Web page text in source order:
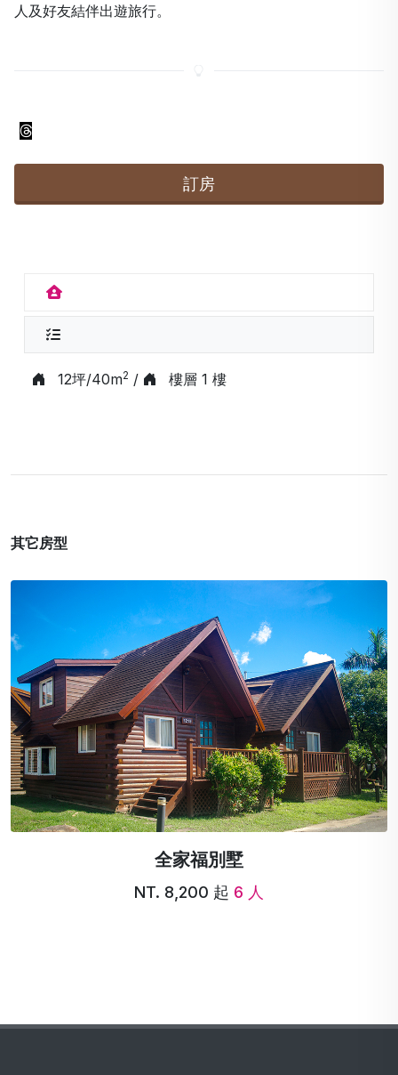
人及好友結伴出遊旅行。
訂房
12坪/40m2 / 樓層 1 樓
其它房型
全家福別墅
NT. 8,200 起 6 人